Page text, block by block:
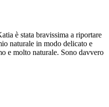
è stata bravissima a riportare
naturale in modo delicato e
e molto naturale. Sono davvero